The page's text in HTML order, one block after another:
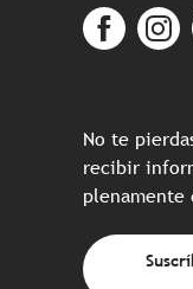
No te
recibir
plenamente